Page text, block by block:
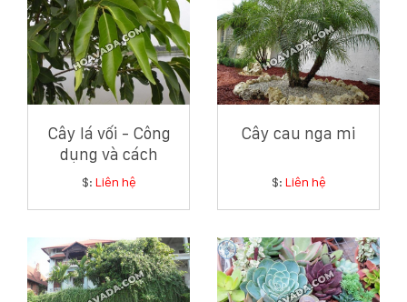
Cây lá vối - Công
dụng và cách
chăm sóc cây lá vối
$: Liên hệ
Cây cau nga mi
$: Liên hệ